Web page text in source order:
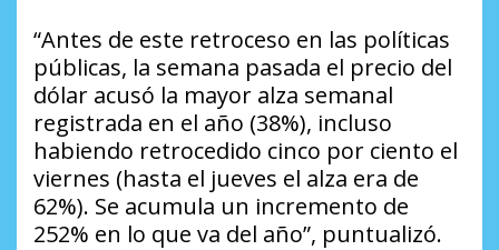
“Antes de este retroceso en las políticas
públicas, la semana pasada el precio del
dólar acusó la mayor alza semanal
registrada en el año (38%), incluso
habiendo retrocedido cinco por ciento el
viernes (hasta el jueves el alza era de
62%). Se acumula un incremento de
252% en lo que va del año”, puntualizó.